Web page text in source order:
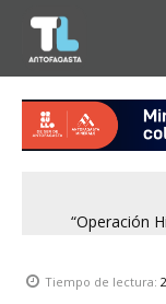
“Operación
Tiempo de lectura: 2